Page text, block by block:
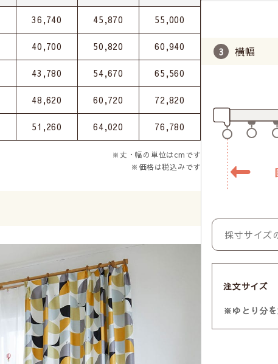
36,740 45,870 55,000
40,700 50,820 60,940
43,780 54,670 65,560
48,620 60,720 72,820
51,260 64,020 76,780
※丈・幅の単位はcmです
※価格は税込みです
横幅
注文サイズ
※ゆとり分を